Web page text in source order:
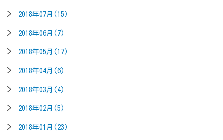
2018年07月(15)
2018年06月(7)
2018年05月(17)
2018年04月(6)
2018年03月(4)
2018年02月(5)
2018年01月(23)